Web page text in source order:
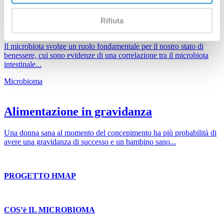
Rifiuta
Microbiota ed esposizione solare, una
correlazione interessante
Il microbiota svolge un ruolo fondamentale per il nostro stato di
benessere, cui sono evidenze di una correlazione tra il microbiota
intestinale...
Microbioma
Alimentazione in gravidanza
Una donna sana al momento del concepimento ha più probabilità di
avere una gravidanza di successo e un bambino sano...
PROGETTO HMAP
COS’è IL MICROBIOMA